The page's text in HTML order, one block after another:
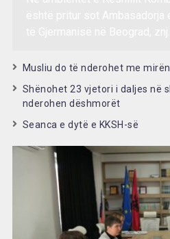
Musliu do të nderohet me
Shënohet 23 vjetori i daljes në
nderohen dëshmorët
Seanca e dytë e KKSH-së